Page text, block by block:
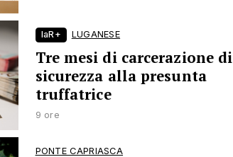
laR+ LUGANESE
Tre mesi di carcerazione di
sicurezza alla presunta
truffatrice
9 ore
PONTE CAPRIASCA